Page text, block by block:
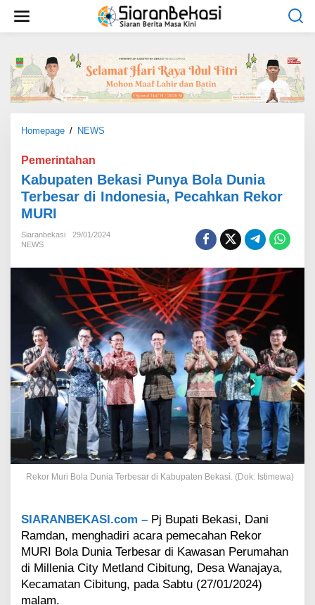
w
Homepage / NEWS
p
a
n
k
a
s
i
P
u
n
y
a
B
o
l
a
D
u
n
T
e
b
e
s
Pemerintahan
Kabupaten Bekasi Punya Bola Dunia
Terbesar di Indonesia, Pecahkan Rekor
MURI
Siaranbekasi
29/01/2024
NEWS
Rekor Muri Bola Dunia Terbesar di Kabupaten Bekasi. (Dok: Istimewa)
SIARANBEKASI.com – Pj Bupati Bekasi, Dani
Ramdan, menghadiri acara pemecahan Rekor
MURI Bola Dunia Terbesar di Kawasan Perumahan
di Millenia City Metland Cibitung, Desa Wanajaya,
Kecamatan Cibitung, pada Sabtu (27/01/2024)
malam.